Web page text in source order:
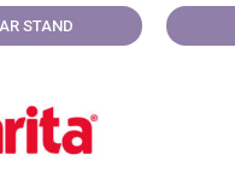
STAND